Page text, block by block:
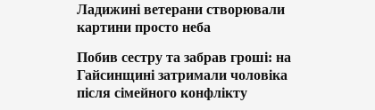
Ладижині ветерани створювали
картини просто неба
Побив сестру та забрав гроші: на
Гайсинщині затримали чоловіка
після сімейного конфлікту